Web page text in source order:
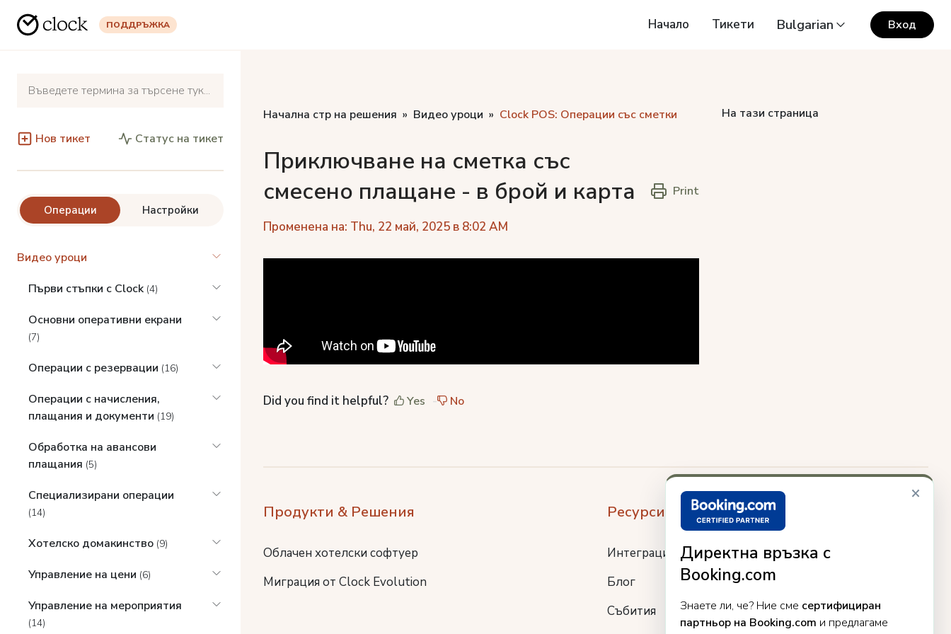
ПОДДРЪЖКА Начало Тикети Bulgarian Вход
×
Директна връзка с
Booking.com
Знаете ли, че? Ние сме сертифициран
партньор на Booking.com и предлагаме
Нов тикет Статус на тикет
Операции Настройки
Видео уроци
Първи стъпки с Clock (4)
Основни оперативни екрани
(7)
Операции с резервации (16)
Операции с начисления,
плащания и документи (19)
Обработка на авансови
плащания (5)
Специализирани операции
(14)
Хотелско домакинство (9)
Управление на цени (6)
Управление на мероприятия
(14)
Начална стр на решения Видео уроци Clock POS: Операции със сметки
Приключване на сметка със
смесено плащане - в брой и карта
Променена на: Thu, 22 май, 2025 в 8:02 AM
Print
Did you find it helpful? Yes No
На тази страница
Продукти & Решения
Облачен хотелски софтуер
Миграция от Clock Evolution
Ресурси
Интеграции
Блог
Събития